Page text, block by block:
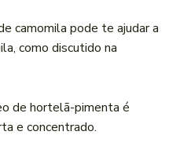
camomila pode te ajudar a
como discutido na
de hortelã-pimenta é
e concentrado.